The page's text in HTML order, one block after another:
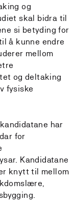
og
skal bidra til
si betyding for
å kunne endre
mellom
og deltaking
fysiske
har
for
Kandidatane
knytt til mellom